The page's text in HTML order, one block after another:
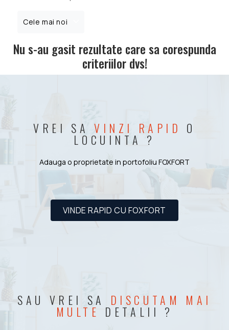
Cele mai noi
Nu s-au gasit rezultate care sa corespunda
criteriilor dvs!
VREI SA VINZI RAPID O
LOCUINTA ?
Adauga o proprietate in portofoliu FOXFORT
VINDE RAPID CU FOXFORT
SAU VREI SA DISCUTAM MAI
MULTE DETALII ?